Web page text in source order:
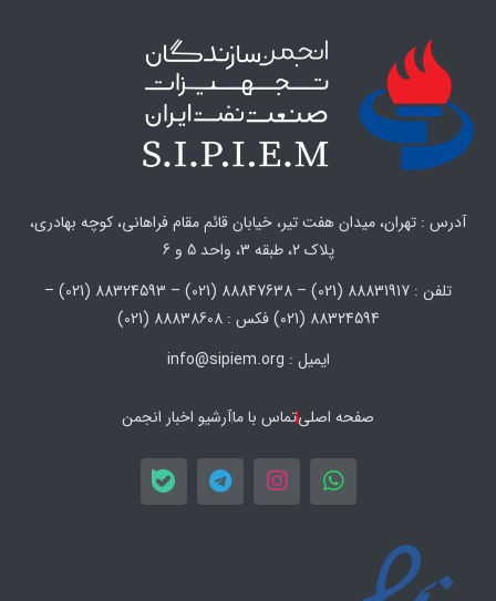
آدرس : تهران، میدان هفت تیر، خیابان قائم مقام فراهانی، کوچه بهادری،
پلاک 2، طبقه 3، واحد 5 و 6
تلفن : 88831917 (021) – 88847638 (021) – 88324593 (021) –
88324594 (021) فکس : 88838608 (021)
ایمیل : info@sipiem.org
صفحه اصلیتماس با ماآرشیو اخبار انجمن